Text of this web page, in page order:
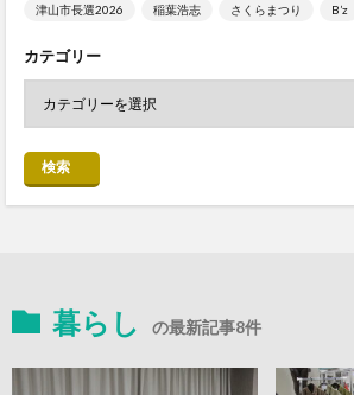
津山市長選2026 稲葉浩志 さくらまつり B’z
カテゴリー
検索
暮らし の最新記事8件